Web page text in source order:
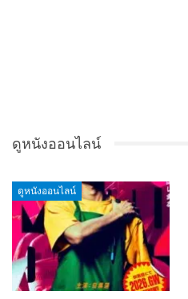
ดูหนังออนไลน์
ดูหนังออนไลน์